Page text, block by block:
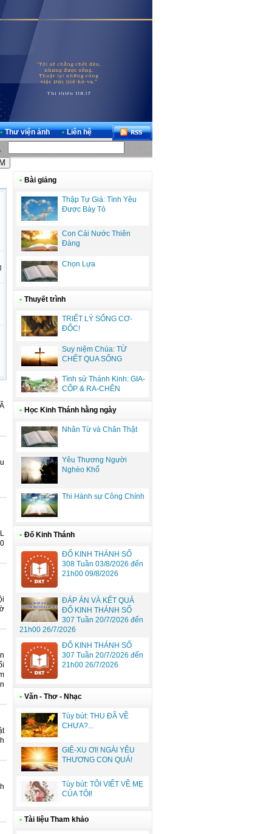
• Thư viện ảnh • Liên hệ
• Bài giảng
Thập Tự Giá: Tình Yêu
Được Bày Tỏ
Con Cái Nước Thiên
Đàng
Chọn Lựa
• Thuyết trình
TRIẾT LÝ SỐNG CƠ-
ĐỐC!
Suy niệm Chúa: TỪ
CHẾT QUA SỐNG
Tình sử Thánh Kinh: GIA-
CỐP & RA-CHÊN
• Học Kinh Thánh hằng ngày
Nhân Từ và Chân Thật
Yêu Thương Người
Nghèo Khổ
Thi Hành sự Công Chính
• Đố Kinh Thánh
ĐỐ KINH THÁNH SỐ
308 Tuần 03/8/2026 đến
21h00 09/8/2026
ĐÁP ÁN VÀ KẾT QUẢ
ĐỐ KINH THÁNH SỐ
307 Tuần 20/7/2026 đến
21h00 26/7/2026
ĐỐ KINH THÁNH SỐ
307 Tuần 20/7/2026 đến
21h00 26/7/2026
• Văn - Thơ - Nhạc
Tùy bút: THU ĐÃ VỀ
CHƯA?...
GIÊ-XU ƠI! NGÀI YÊU
THƯƠNG CON QUÁ!
Tùy bút: TÔI VIẾT VỀ MẸ
CỦA TÔI!
• Tài liệu Tham khảo